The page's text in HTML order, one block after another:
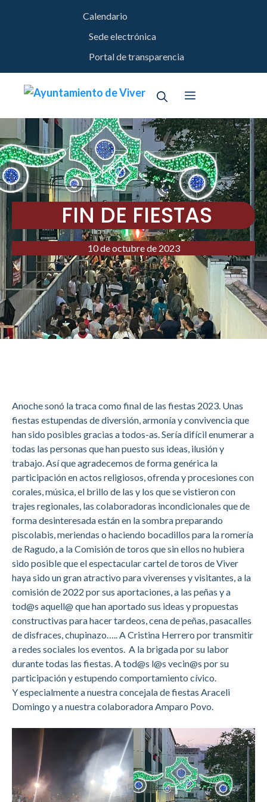
Calendario
Sede electrónica
Portal de transparencia
Menú
FIN DE FIESTAS
10 de octubre de 2023
Anoche sonó la traca como final de las fiestas 2023. Unas
fiestas estupendas de diversión, armonía y convivencia que
han sido posibles gracias a todos-as. Sería difícil enumerar a
todas las personas que han puesto sus ideas, ilusión y
trabajo. Así que agradecemos de forma genérica la
participación en actos religiosos, ofrenda y procesiones con
corales, música, el brillo de las y los que se vistieron con
trajes regionales, las colaboradoras incondicionales que de
forma desinteresada están en la sombra preparando
piscolabis, meriendas o haciendo bocadillos para la romería
de Ragudo, a la Comisión de toros que sin ellos no hubiera
sido posible que el espectacular cartel de toros de Viver
haya sido un gran atractivo para viverenses y visitantes, a la
comisión de 2022 por sus aportaciones, a las peñas y a
tod@s aquell@ que han aportado sus ideas y propuestas
constructivas para hacer tardeos, cena de peñas, pasacalles
de disfraces, chupinazo….. A Cristina Herrero por transmitir
a redes sociales los eventos. A la brigada por su labor
durante todas las fiestas. A tod@s l@s vecin@s por su
participación y estupendo comportamiento cívico.
Y especialmente a nuestra concejala de fiestas Araceli
Domingo y a nuestra colaboradora Amparo Povo.